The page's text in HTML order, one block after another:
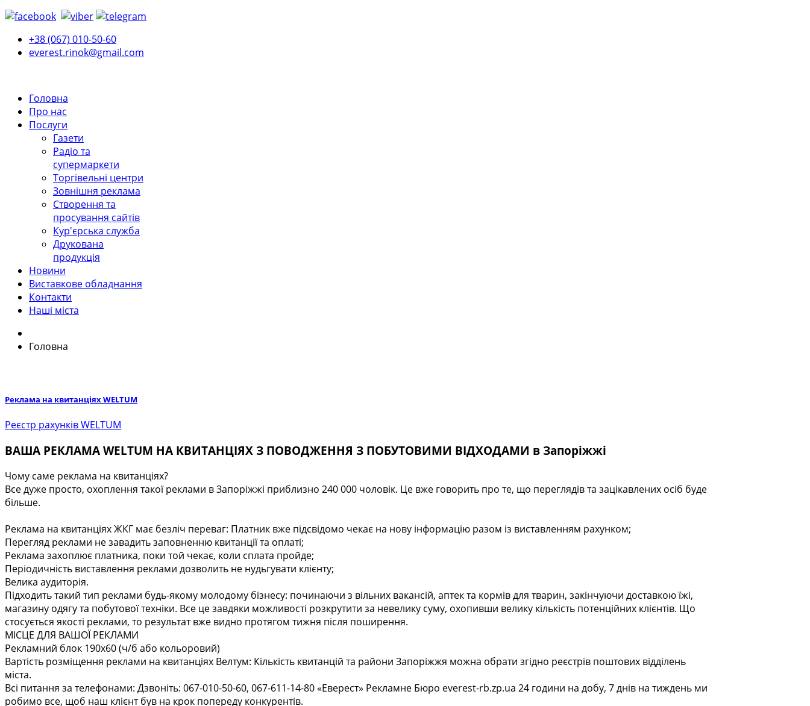
+38 (067) 010-50-60
everest.rinok@gmail.com
Головна
Про нас
Послуги
Газети
Радіо та
супермаркети
Торгівельні центри
Зовнішня реклама
Створення та
просування сайтів
Кур'єрська служба
Друкована
продукція
Новини
Виставкове обладнання
Контакти
Наші міста
Головна
Реклама на квитанціях WELTUM
Реєстр рахунків WELTUM
ВАША РЕКЛАМА WELTUM НА КВИТАНЦІЯХ З ПОВОДЖЕННЯ З ПОБУТОВИМИ ВІДХОДАМИ в Запоріжжі
Чому саме реклама на квитанціях?
Все дуже просто, охоплення такої реклами в Запоріжжі приблизно 240 000 чоловік. Це вже говорить про те, що переглядів та зацікавлених осіб буде
більше.
Реклама на квитанціях ЖКГ має безліч переваг: Платник вже підсвідомо чекає на нову інформацію разом із виставленням рахунком;
Перегляд реклами не завадить заповненню квитанції та оплаті;
Реклама захоплює платника, поки той чекає, коли сплата пройде;
Періодичність виставлення реклами дозволить не нудьгувати клієнту;
Велика аудиторія.
Підходить такий тип реклами будь-якому молодому бізнесу: починаючи з вільних вакансій, аптек та кормів для тварин, закінчуючи доставкою їжі,
магазину одягу та побутової техніки. Все це завдяки можливості розкрутити за невелику суму, охопивши велику кількість потенційних клієнтів. Що
стосується якості реклами, то результат вже видно протягом тижня після поширення.
МІСЦЕ ДЛЯ ВАШОЇ РЕКЛАМИ
Рекламний блок 190х60 (ч/б або кольоровий)
Вартість розміщення реклами на квитанціях Велтум: Кількість квитанцій та райони Запоріжжя можна обрати згідно реєстрів поштових відділень
міста.
Всі питання за телефонами: Дзвоніть: 067-010-50-60, 067-611-14-80 «Еверест» Рекламне Бюро everest-rb.zp.ua 24 години на добу, 7 днів на тиждень ми
робимо все, щоб наш клієнт був на крок попереду конкурентів.